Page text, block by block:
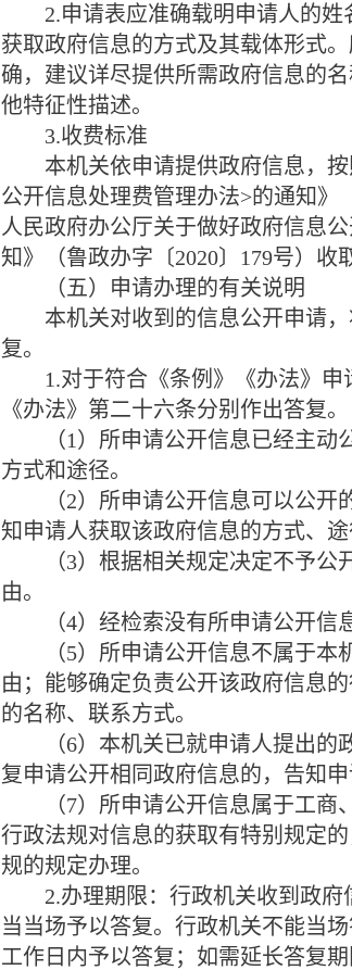
2.申请表应准确载明申请人的姓
获取政府信息的方式及其载体形式
确，建议详尽提供所需政府信息的
他特征性描述。
3.收费标准
本机关依申请提供政府信息，按
公开信息处理费管理办法>的通知》
人民政府办公厅关于做好政府信息
知》（鲁政办字〔2020〕 179号）收
（五）申请办理的有关说明
本机关对收到的信息公开申请，
复。
1.对于符合《条例》《办法》申
《办法》第二十六条分别作出答复。
（1 ）所申请公开信息已经主动
方式和途径。
（2）所申请公开信息可以公开
知申请人获取该政府信息的方式、途
（3）根据相关规定决定不予公
由。
（4）经检索没有所申请公开信
（5）所申请公开信息不属于本
由；能够确定负责公开该政府信息
的名称、联系方式。
（6）本机关已就申请人提出的
复申请公开相同政府信息的，告知申
（7）所申请公开信息属于工商
行政法规对信息的获取有特别规定
规的规定办理。
2.办理期限：行政机关收到政
当当场予以答复。行政机关不能当
工作日内予以答复；如需延长答复